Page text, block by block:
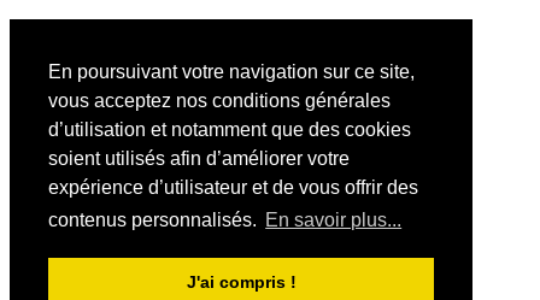
En poursuivant votre navigation sur ce site,
vous acceptez nos conditions générales
d’utilisation et notamment que des cookies
soient utilisés afin d’améliorer votre
expérience d’utilisateur et de vous offrir des
contenus personnalisés. En savoir plus...
J'ai compris !